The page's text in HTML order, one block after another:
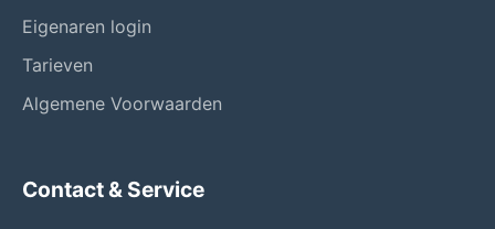
Eigenaren login
Tarieven
Algemene Voorwaarden
Contact & Service